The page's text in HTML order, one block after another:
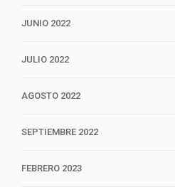
JUNIO 2022
JULIO 2022
AGOSTO 2022
SEPTIEMBRE 2022
FEBRERO 2023